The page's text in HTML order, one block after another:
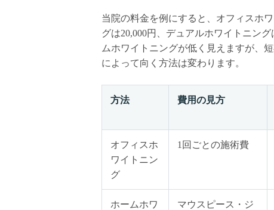
当院の料金を例にすると、オフィスホ
グは20,000円、デュアルホワイトニン
ムホワイトニングが低く見えますが、
によって向く方法は変わります。
方法 費用の見方
オフィスホ
ワイトニン
グ
1回ごとの施術費
ホームホワ
マウスピース・ジ